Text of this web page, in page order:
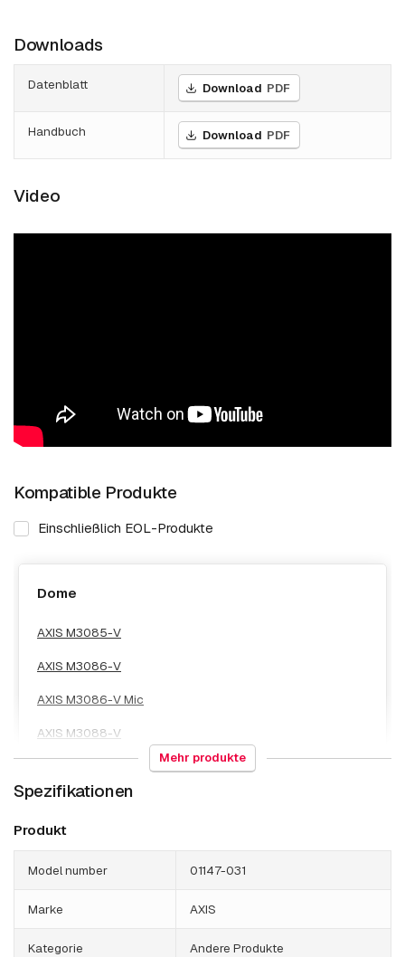
Downloads
Datenblatt Download PDF
Handbuch Download PDF
Video
Kompatible Produkte
Einschließlich EOL-Produkte
Dome
AXIS M3085-V
AXIS M3086-V
AXIS M3086-V Mic
AXIS M3088-V
AXIS M4215-V
AXIS M4216-LV
AXIS M4216-V
Mehr produkte
Spezifikationen
Produkt
Model number 01147-031
Marke AXIS
Kategorie Andere Produkte